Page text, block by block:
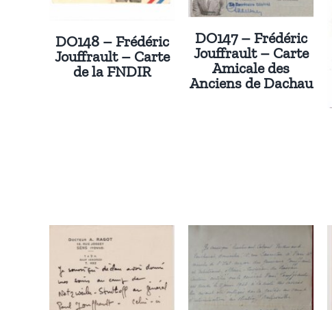
DO148 – Frédéric
Jouffrault – Carte
de la FNDIR
DO147 – Frédéric
Jouffrault – Carte
Amicale des
Anciens de Dachau